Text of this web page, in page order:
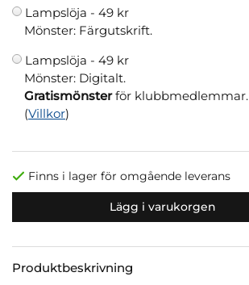
Lampslöja - 49 kr
Mönster: Färgutskrift.
Lampslöja - 49 kr
Mönster: Digitalt.
Gratismönsterför klubbmedlemmar.
(Villkor)
Finns i lager för omgående leverans
Lägg i varukorgen
Produktbeskrivning